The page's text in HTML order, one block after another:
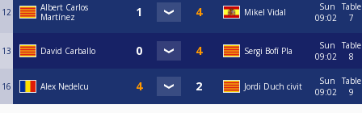
12
Albert Carlos
Martínez
Mikel Vidal
Sun
09:02
Table
7
13 David Carballo Sergi Bofí Pla
Sun
09:02
Table
8
16 Alex Nedelcu Jordi Duch civit
Sun
09:02
Table
9